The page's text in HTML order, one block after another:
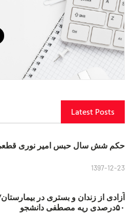
Latest Posts
حکم شش سال حبس امیر نوری
1397-12-23
آزادی از زندان و بستری در
۵۰درصدی ریه مصطفی دانشجو